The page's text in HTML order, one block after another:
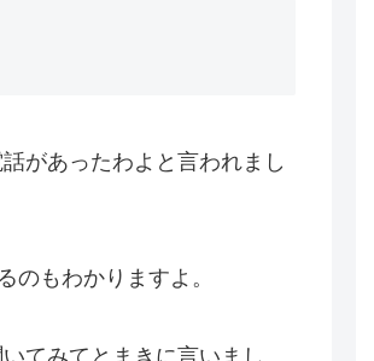
があったわよと言われまし
のもわかりますよ。
てみてとまきに言いまし